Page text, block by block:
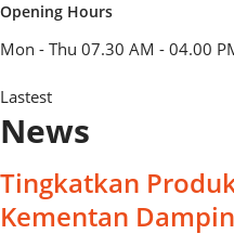
Opening Hours
Mon - Thu 07.30 AM - 04.00
Lastest
News
Tingkatkan
Kementan